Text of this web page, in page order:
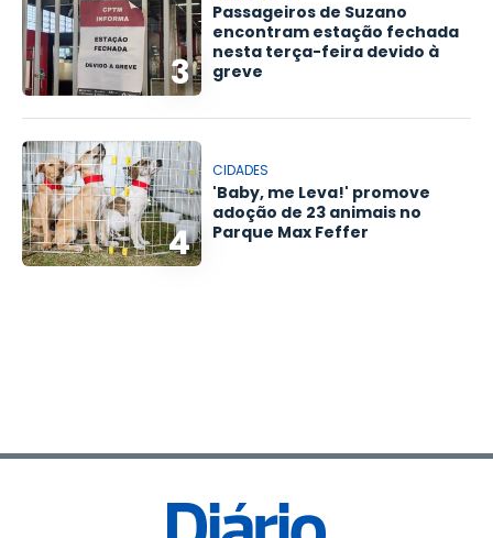
3
Passageiros de Suzano
encontram estação fechada
nesta terça-feira devido à
greve
4
CIDADES
'Baby, me Leva!' promove
adoção de 23 animais no
Parque Max Feffer